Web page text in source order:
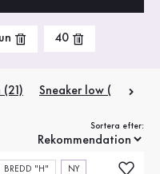
40
(21) Sneaker low (79)
Sortera efter:
BREDD "H" NY